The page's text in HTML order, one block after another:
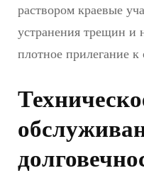
раствором краевые
устранения трещин и
плотное прилегание